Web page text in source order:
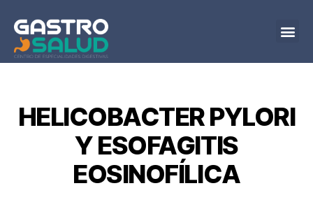
Autor:
HELICOBACTER PYLORI
Y ESOFAGITIS
EOSINOFÍLICA